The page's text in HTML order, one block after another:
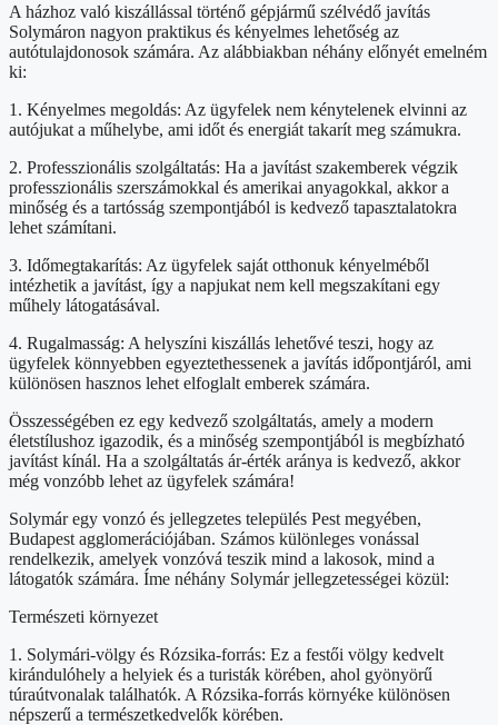
A házhoz való kiszállással történő gépjármű szélvédő javítás
Solymáron nagyon praktikus és kényelmes lehetőség az
autótulajdonosok számára. Az alábbiakban néhány előnyét emelném
ki:
1. Kényelmes megoldás: Az ügyfelek nem kénytelenek elvinni az
autójukat a műhelybe, ami időt és energiát takarít meg számukra.
2. Professzionális szolgáltatás: Ha a javítást szakemberek végzik
professzionális szerszámokkal és amerikai anyagokkal, akkor a
minőség és a tartósság szempontjából is kedvező tapasztalatokra
lehet számítani.
3. Időmegtakarítás: Az ügyfelek saját otthonuk kényelméből
intézhetik a javítást, így a napjukat nem kell megszakítani egy
műhely látogatásával.
4. Rugalmasság: A helyszíni kiszállás lehetővé teszi, hogy az
ügyfelek könnyebben egyeztethessenek a javítás időpontjáról, ami
különösen hasznos lehet elfoglalt emberek számára.
Összességében ez egy kedvező szolgáltatás, amely a modern
életstílushoz igazodik, és a minőség szempontjából is megbízható
javítást kínál. Ha a szolgáltatás ár-érték aránya is kedvező, akkor
még vonzóbb lehet az ügyfelek számára!
Solymár egy vonzó és jellegzetes település Pest megyében,
Budapest agglomerációjában. Számos különleges vonással
rendelkezik, amelyek vonzóvá teszik mind a lakosok, mind a
látogatók számára. Íme néhány Solymár jellegzetességei közül:
Természeti környezet
1. Solymári-völgy és Rózsika-forrás: Ez a festői völgy kedvelt
kirándulóhely a helyiek és a turisták körében, ahol gyönyörű
túraútvonalak találhatók. A Rózsika-forrás környéke különösen
népszerű a természetkedvelők körében.